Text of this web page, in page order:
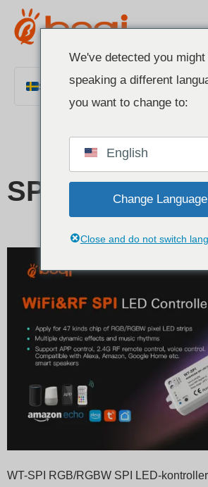
Swedish
English
French
Spanish
Portuguese
Arabic
SPI Controller
WT-SPI RGB/RGBW SPI LED-
We've detected you might
speaking a different
you want to change to:
English
Change Language
Close and do not switch